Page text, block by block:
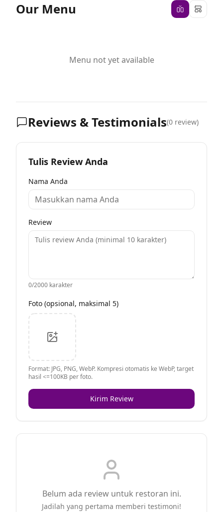
Our Menu
Menu not yet available
Reviews & Testimonials(0 review)
Tulis Review Anda
Nama Anda
Review
0/2000 karakter
Foto (opsional, maksimal 5)
Format: JPG, PNG, WebP. Kompresi otomatis ke WebP, target
hasil <=100KB per foto.
Kirim Review
Belum ada review untuk restoran ini.
Jadilah yang pertama memberi testimoni!